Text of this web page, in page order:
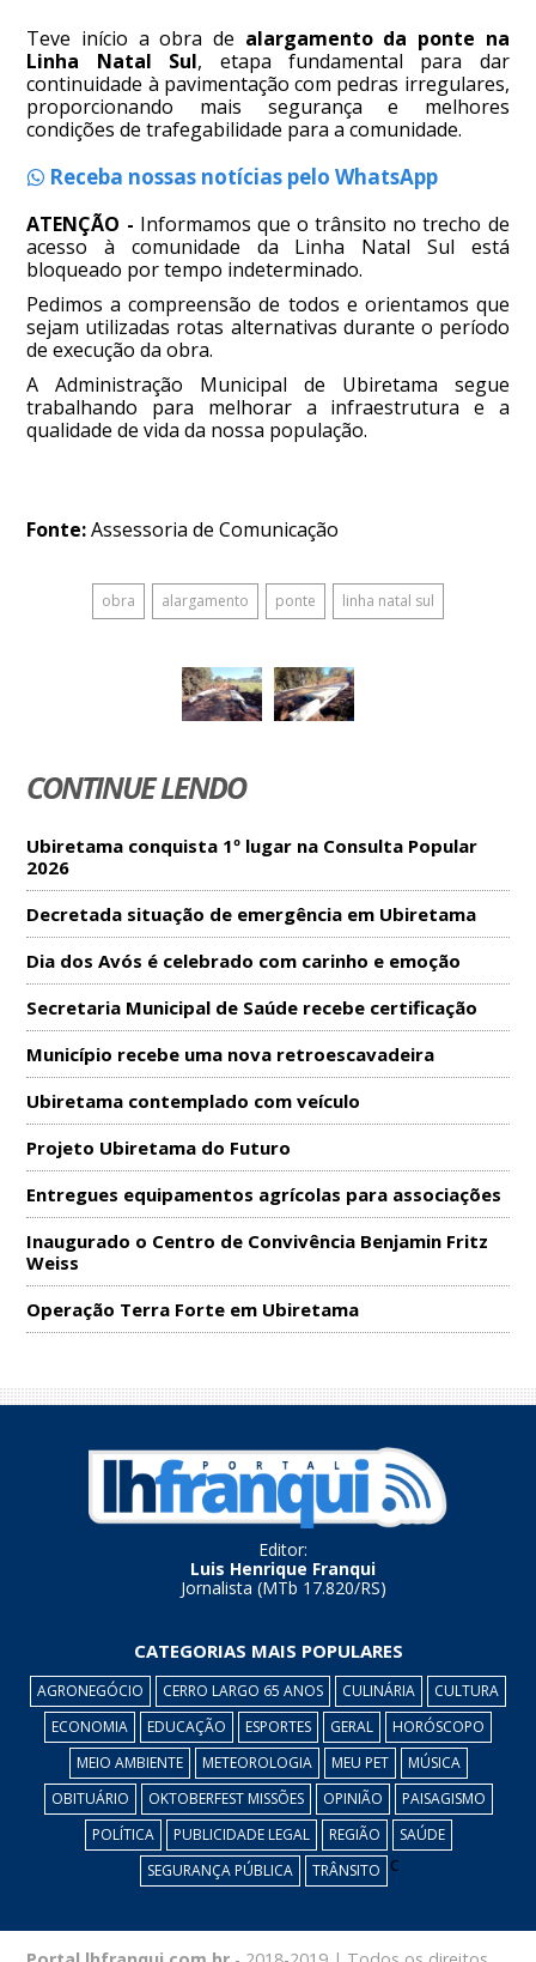
Teve início a obra de alargamento da ponte na
Linha Natal Sul, etapa fundamental para dar
continuidade à pavimentação com pedras irregulares,
proporcionando mais segurança e melhores
condições de trafegabilidade para a comunidade.
Receba nossas notícias pelo WhatsApp
ATENÇÃO - Informamos que o trânsito no trecho de
acesso à comunidade da Linha Natal Sul está
bloqueado por tempo indeterminado.
Pedimos a compreensão de todos e orientamos que
sejam utilizadas rotas alternativas durante o período
de execução da obra.
A Administração Municipal de Ubiretama segue
trabalhando para melhorar a infraestrutura e a
qualidade de vida da nossa população.
Fonte:Assessoria de Comunicação
obra alargamento ponte linha natal sul
CONTINUE LENDO
Ubiretama conquista 1º lugar na Consulta Popular
2026
Decretada situação de emergência em Ubiretama
Dia dos Avós é celebrado com carinho e emoção
Secretaria Municipal de Saúde recebe certificação
Município recebe uma nova retroescavadeira
Ubiretama contemplado com veículo
Projeto Ubiretama do Futuro
Entregues equipamentos agrícolas para associações
Inaugurado o Centro de Convivência Benjamin Fritz
Weiss
Operação Terra Forte em Ubiretama
Editor:
Luis Henrique Franqui
Jornalista (MTb 17.820/RS)
CATEGORIAS MAIS POPULARES
AGRONEGÓCIO CERRO LARGO 65 ANOS CULINÁRIA
CULTURA
ECONOMIA
EDUCAÇÃO ESPORTES GERAL
HORÓSCOPO
MEIO AMBIENTE
METEOROLOGIA MEU PET
MÚSICA
OBITUÁRIO
OKTOBERFEST MISSÕES OPINIÃO
PAISAGISMO
POLÍTICA
PUBLICIDADE LEGAL REGIÃO
SAÚDE
SEGURANÇA PÚBLICA
TRÂNSITO c